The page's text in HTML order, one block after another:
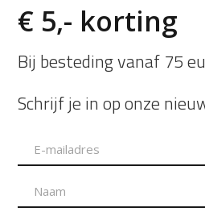
Goldfilled 925 sterling zilver,
100% katoen Acetaat
Hanger
Diffuser Oorbel Portemonnee